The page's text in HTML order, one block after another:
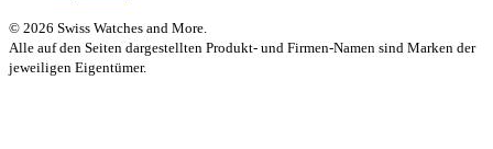
© 2026 Swiss Watches and More.
Alle auf den Seiten dargestellten Produkt- und Firmen-Namen sind Marken der
jeweiligen Eigentümer.